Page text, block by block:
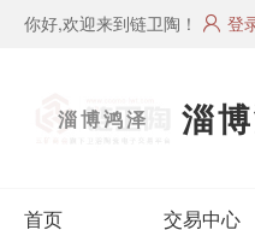
你好,欢迎来到链卫陶！ 登
淄博鸿泽 淄
首页 交易中心